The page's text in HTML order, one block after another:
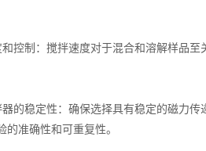
制：搅拌速度对于混合和溶解样品至
稳定性：确保选择具有稳定的磁力传
的准确性和可重复性。